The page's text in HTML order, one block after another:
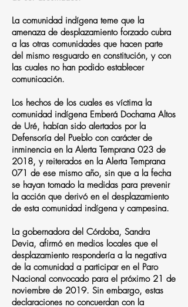
La comunidad indígena teme que la
amenaza de desplazamiento forzado cubra
a las otras comunidades que hacen parte
del mismo resguardo en constitución, y con
las cuales no han podido establecer
comunicación.
Los hechos de los cuales es víctima la
comunidad indígena Emberá Dochama Altos
de Uré, habían sido alertados por la
Defensoría del Pueblo con carácter de
inminencia en la Alerta Temprana 023 de
2018, y reiterados en la Alerta Temprana
071 de ese mismo año, sin que a la fecha
se hayan tomado la medidas para prevenir
la acción que derivó en el desplazamiento
de esta comunidad indígena y campesina.
La gobernadora del Córdoba, Sandra
Devia, afirmó en medios locales que el
desplazamiento respondería a la negativa
de la comunidad a participar en el Paro
Nacional convocado para el próximo 21 de
noviembre de 2019. Sin embargo, estas
declaraciones no concuerdan con la